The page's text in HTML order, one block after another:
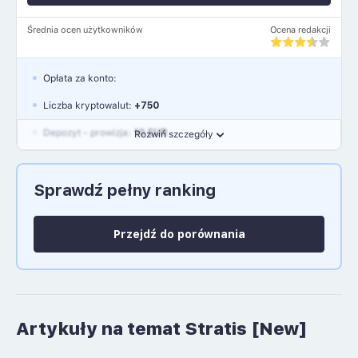
Średnia ocen użytkowników Ocena redakcji
Rozwiń szczegóły
Opłata za konto:
Liczba kryptowalut: +750
Depozyt - prowizja: 10 EUR
Język polski: NIE
Sprawdź pełny ranking
Przejdź do porównania
Artykuły na temat Stratis [New]